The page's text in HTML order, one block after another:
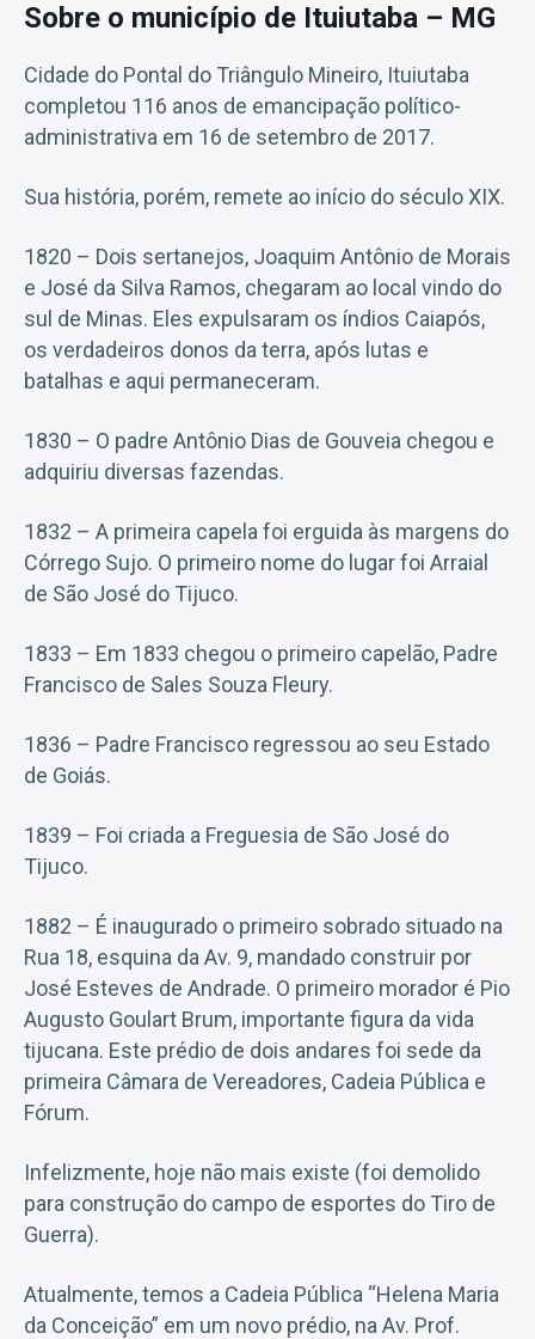
Sobre o município de Ituiutaba – MG
Cidade do Pontal do Triângulo Mineiro, Ituiutaba
completou 116 anos de emancipação político-
administrativa em 16 de setembro de 2017.
Sua história, porém, remete ao início do século XIX.
1820 – Dois sertanejos, Joaquim Antônio de Morais
e José da Silva Ramos, chegaram ao local vindo do
sul de Minas. Eles expulsaram os índios Caiapós,
os verdadeiros donos da terra, após lutas e
batalhas e aqui permaneceram.
1830 – O padre Antônio Dias de Gouveia chegou e
adquiriu diversas fazendas.
1832 – A primeira capela foi erguida às margens do
Córrego Sujo. O primeiro nome do lugar foi Arraial
de São José do Tijuco.
1833 – Em 1833 chegou o primeiro capelão, Padre
Francisco de Sales Souza Fleury.
1836 – Padre Francisco regressou ao seu Estado
de Goiás.
1839 – Foi criada a Freguesia de São José do
Tijuco.
1882 – É inaugurado o primeiro sobrado situado na
Rua 18, esquina da Av. 9, mandado construir por
José Esteves de Andrade. O primeiro morador é Pio
Augusto Goulart Brum, importante figura da vida
tijucana. Este prédio de dois andares foi sede da
primeira Câmara de Vereadores, Cadeia Pública e
Fórum.
Infelizmente, hoje não mais existe (foi demolido
para construção do campo de esportes do Tiro de
Guerra).
Atualmente, temos a Cadeia Pública “Helena Maria
da Conceição” em um novo prédio, na Av. Prof.